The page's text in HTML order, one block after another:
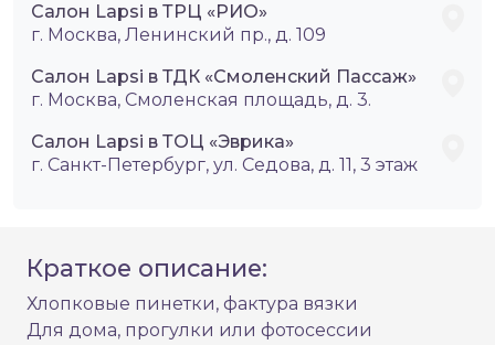
Салон Lapsi в ТРЦ «РИО»
г. Москва, Ленинский пр., д. 109
Салон Lapsi в ТДК «Смоленский Пассаж»
г. Москва, Смоленская площадь, д. 3.
Салон Lapsi в ТОЦ «Эврика»
г. Санкт-Петербург, ул. Седова, д. 11, 3 этаж
Краткое описание:
Хлопковые пинетки, фактура вязки
Для дома, прогулки или фотосессии